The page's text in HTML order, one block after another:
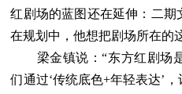
红剧场的蓝图还在延伸：二
在规划中，他想把剧场所在的
梁金镇说：“东方红剧场
们通过‘传统底色+年轻表达’